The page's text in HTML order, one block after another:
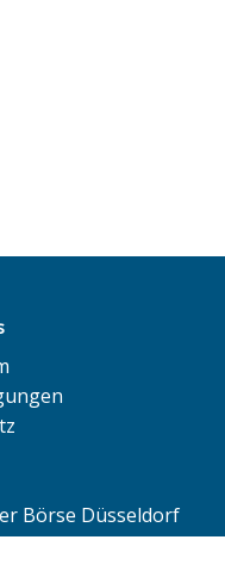
Börse Düsseldorf
Düsseldorf